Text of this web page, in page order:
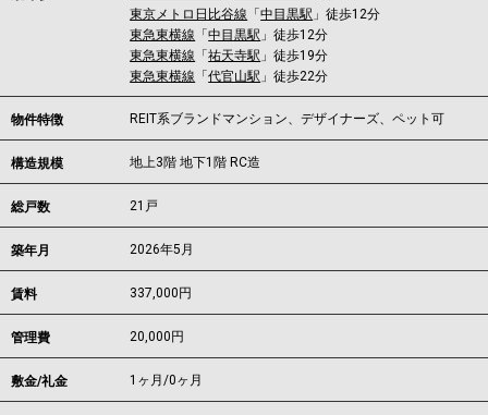
東京メトロ日比谷線 「中目黒駅 」徒歩12分
東急東横線 「中目黒駅 」徒歩12分
東急東横線 「祐天寺駅 」徒歩19分
東急東横線 「代官山駅 」徒歩22分
物件特徴 REIT系ブランドマンション、デザイナーズ、ペット可
構造規模 地上3階 地下1階 RC造
総戸数 21戸
築年月 2026年5月
賃料 337,000 円
管理費 20,000円
敷金/礼金 1ヶ月/0ヶ月